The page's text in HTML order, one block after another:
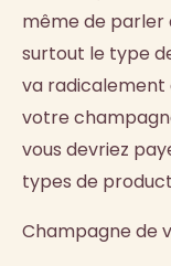
même de parler
surtout le type
va radicalement
votre
vous devriez
types de
Champagne de